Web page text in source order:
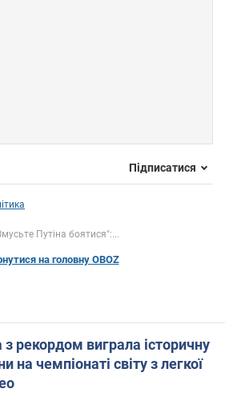
Підписатися
Путіна боятися":...
на головну OBOZ
з рекордом виграла історичну
на чемпіонаті світу з легкої